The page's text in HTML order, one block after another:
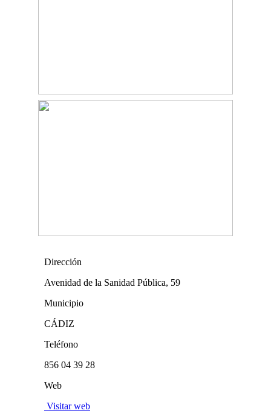
Dirección
Avenidad de la Sanidad Pública, 59
Municipio
CÁDIZ
Teléfono
856 04 39 28
Web
Visitar web